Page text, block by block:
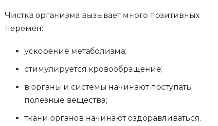
Чистка организма вызывает много позитивных
перемен:
ускорение метаболизма;
стимулируется кровообращение;
в органы и системы начинают поступать
полезные вещества;
ткани органов начинают оздоравливаться.